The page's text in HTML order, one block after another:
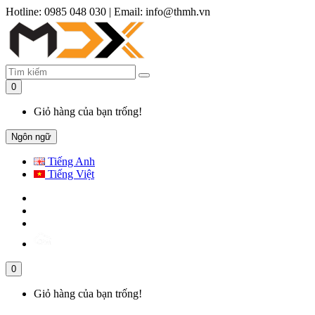
Hotline: 0985 048 030 | Email: info@thmh.vn
0
Giỏ hàng của bạn trống!
Ngôn ngữ
Tiếng Anh
Tiếng Việt
0
Giỏ hàng của bạn trống!